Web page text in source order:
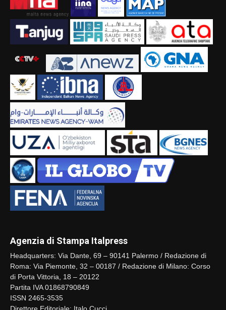
Agenzia di Stampa Italpress
Headquarters: Via Dante, 69 – 90141 Palermo / Redazione di
Roma: Via Piemonte, 32 – 00187 / Redazione di Milano: Corso
di Porta Vittoria, 18 – 20122
Partita IVA 01868790849
ISSN 2465-3535